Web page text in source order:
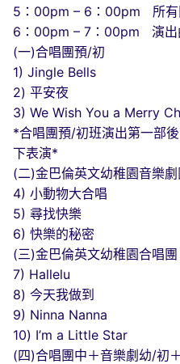
5：00pm – 6：00pm 所有
6：00pm – 7：00pm 演出
(一)合唱團預/初
1) Jingle Bells
2) 平安夜
3) We Wish You a Merry
*合唱團預/初班演出第一部
下表演*
(二)金巴倫英文幼稚園音樂劇
4) 小動物大合唱
5) 尋找快樂
6) 快樂的秘密
(三)金巴倫英文幼稚園合唱團
7) Hallelu
8) 今天我做到
9) Ninna Nanna
10) I’m a Little Star
(四)合唱團中＋音樂劇幼/初